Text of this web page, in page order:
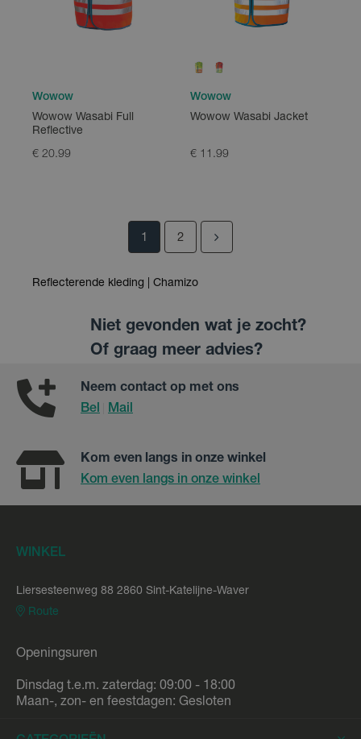
Wowow
Wowow Wasabi Full
Reflective
€ 20.99
Wowow
Wowow Wasabi Jacket
€ 11.99
1 2
Reflecterende kleding | Chamizo
Niet gevonden wat je zocht?
Of graag meer advies?
Neem contact op met ons
Bel
Mail
Kom even langs in onze winkel
Kom even langs in onze winkel
WINKEL
Liersesteenweg 88 2860 Sint-Katelijne-Waver
Route
Openingsuren
Dinsdag t.e.m. zaterdag: 09:00 - 18:00
Maan-, zon- en feestdagen: Gesloten